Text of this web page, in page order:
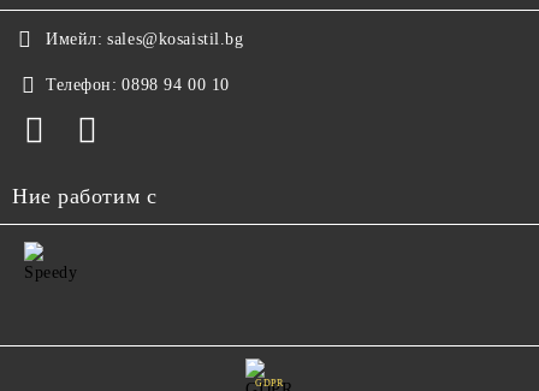
Имейл: sales@kosaistil.bg
Телефон: 0898 94 00 10
Ние работим с
GDPR